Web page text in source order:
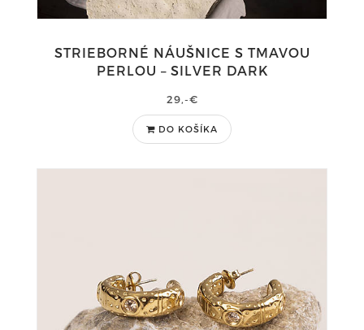
STRIEBORNÉ NÁUŠNICE S TMAVOU
PERLOU – SILVER DARK
29,-€
DO KOŠÍKA